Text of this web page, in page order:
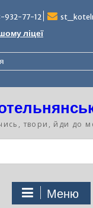
932-77-12
ліцеї
твори, йди до
Меню